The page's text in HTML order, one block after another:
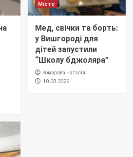
Місто
Мед, свічки та борть:
у Вишгороді для
дітей запустили
“Школу бджоляра”
Комарова Наталія
10.08.2026